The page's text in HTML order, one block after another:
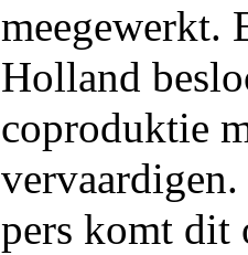
meegewerkt.
Holland
coproduktie
pers komt dit